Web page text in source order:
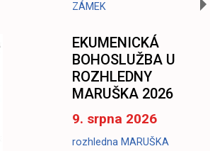
ZÁMEK
EKUMENICKÁ
BOHOSLUŽBA U
ROZHLEDNY
MARUŠKA 2026
9. srpna 2026
rozhledna MARUŠKA